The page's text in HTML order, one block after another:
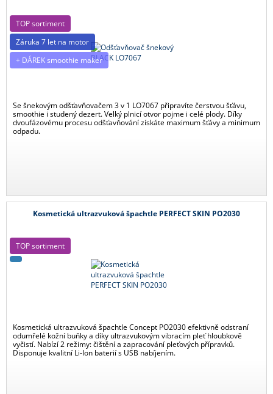
Se šnekovým odšťavňovačem 3 v 1 LO7067 připravíte čerstvou šťávu,
smoothie i studený dezert. Velký plnicí otvor pojme i celé plody. Díky
dvoufázovému procesu odšťavňování získáte maximum šťávy a minimum
odpadu.
TOP sortiment
Záruka 7 let na motor
+ DÁREK smoothie maker
Kosmetická ultrazvuková špachtle PERFECT SKIN PO2030
Kosmetická ultrazvuková špachtle Concept PO2030 efektivně odstraní
odumřelé kožní buňky a díky ultrazvukovým vibracím pleť hloubkově
vyčistí. Nabízí 2 režimy: čištění a zapracování pleťových přípravků.
Disponuje kvalitní Li-Ion baterií s USB nabíjením.
TOP sortiment